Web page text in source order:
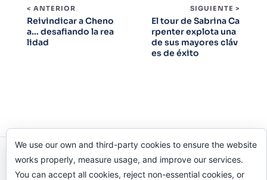
< ANTERIOR
Reivindicar a Cheno
a… desafiando la rea
lidad
SIGUIENTE >
El tour de Sabrina Ca
rpenter explota una
de sus mayores cláv
es de éxito
Odi O'Malley © 2016-2025. Todos Los Derechos
Reservados.
We use our own and third-party cookies to ensure the website
works properly, measure usage, and improve our services.
You can accept all cookies, reject non-essential cookies, or